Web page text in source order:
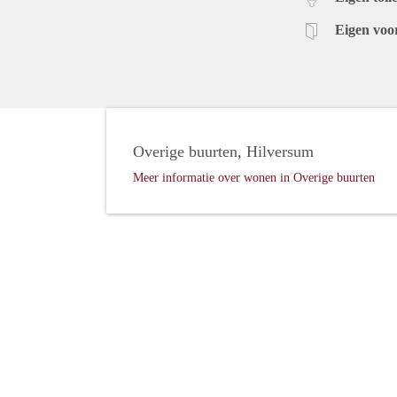
Eigen
Overige buurten, Hilversum
Meer informatie over wonen in Overige buurten